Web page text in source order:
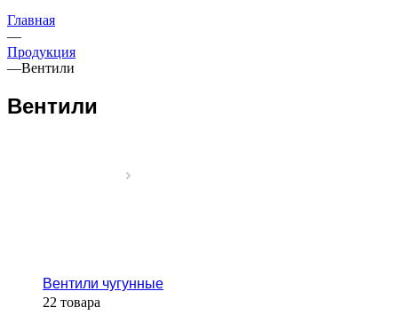
Главная
—
Продукция
—Вентили
Вентили
Вентили чугунные
22 товара